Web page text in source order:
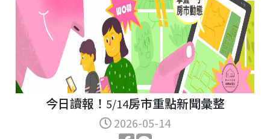
今日讀報！5/14房市重點新聞彙整
2026-05-14